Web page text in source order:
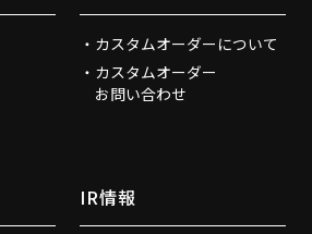
カスタムオーダーについて
カスタムオーダー
お問い合わせ
IR情報